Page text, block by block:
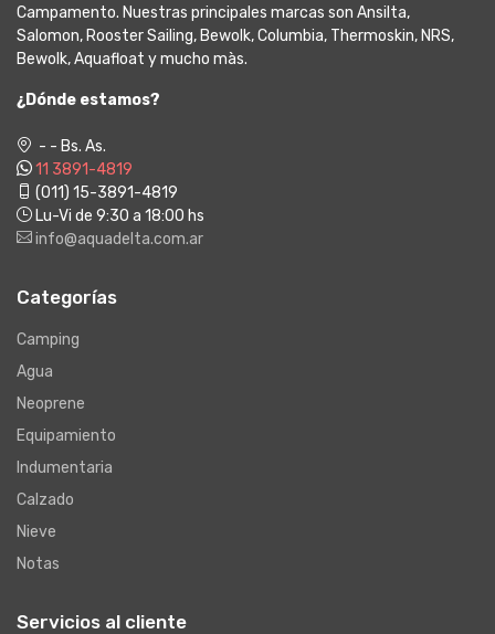
Campamento. Nuestras principales marcas son Ansilta,
Salomon, Rooster Sailing, Bewolk, Columbia, Thermoskin, NRS,
Bewolk, Aquafloat y mucho màs.
¿Dónde estamos?
- - Bs. As.
11 3891-4819
(011) 15-3891-4819
Lu-Vi de 9:30 a 18:00 hs
info@aquadelta.com.ar
Categorías
Camping
Agua
Neoprene
Equipamiento
Indumentaria
Calzado
Nieve
Notas
Servicios al cliente